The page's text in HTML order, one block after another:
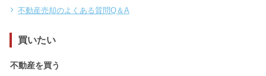
不動産売却のよくある質問Q＆A
買いたい
不動産を買う